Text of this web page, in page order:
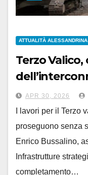
ATTUALITÀ ALESSANDRINA
Terzo
APR 30, 2026
I lavori per il Terzo
proseguono senza
Enrico Bussalino,
Infrastrutture
completamento…